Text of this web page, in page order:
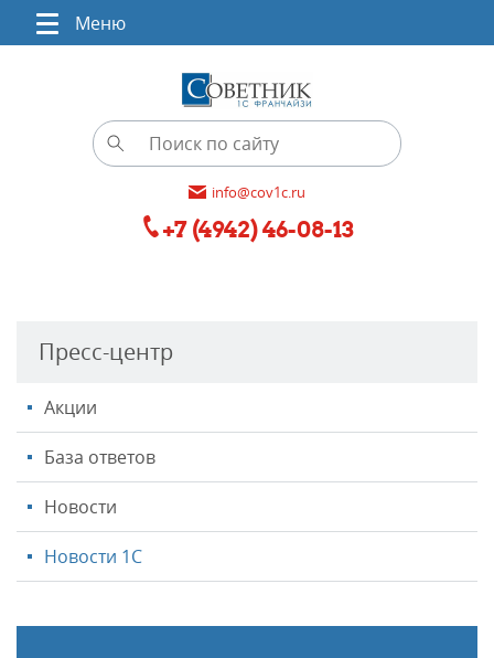
Меню
info@cov1c.ru
+7 (4942) 46-08-13
Пресс-центр
Акции
База ответов
Новости
Новости 1С